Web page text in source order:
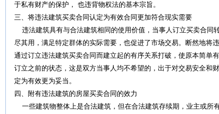
于私有财产的保护， 也违背物权法的基本宗旨。
三、将违法建筑买卖合同认定为有效合同更加符合现实需要
违法建筑具有与合法建筑相同的使用价值，当事人订立买卖合同
尽其用，满足特定群体的实际需要，也促进了市场交易。断然地将
通过订立违法建筑买卖合同而建立起的有序关系打破，使原本简单
订立之前的状态，这是双方当事人均不希望的，出于对交易安全和
定为有效更为妥当。
四、附有违法建筑的房屋买卖合同的效力
一些建筑物整体上是合法建筑，但在合法建筑存续期，业主或所